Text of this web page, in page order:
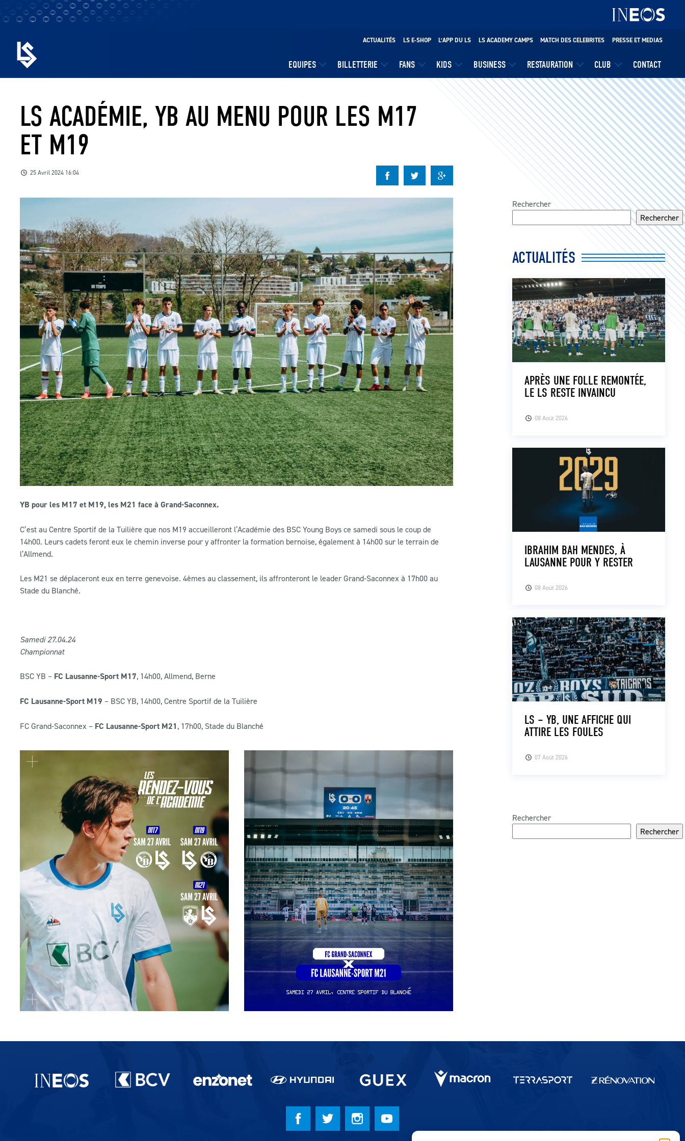
EQUIPES BILLETTERIE FANS KIDS BUSINESS RESTAURATION CLUB CONTACT
ACTUALITÉS LS E-SHOP L’APP DU LS LS ACADEMY CAMPS MATCH DES CELEBRITES PRESSE ET MEDIAS
LS ACADÉMIE, YB AU MENU POUR LES M17
ET M19
25 Avril 2024 16:04
YB pour les M17 et M19, les M21 face à Grand-Saconnex.
C’est au Centre Sportif de la Tuilière que nos M19 accueilleront l’Académie des BSC Young Boys ce samedi sous le coup de
14h00. Leurs cadets feront eux le chemin inverse pour y affronter la formation bernoise, également à 14h00 sur le terrain de
l’Allmend.
Les M21 se déplaceront eux en terre genevoise. 4èmes au classement, ils affronteront le leader Grand-Saconnex à 17h00 au
Stade du Blanché.
Samedi 27.04.24
Championnat
BSC YB – FC Lausanne-Sport M17, 14h00, Allmend, Berne
FC Lausanne-Sport M19 – BSC YB, 14h00, Centre Sportif de la Tuilière
FC Grand-Saconnex – FC Lausanne-Sport M21 , 17h00, Stade du Blanché
Rechercher
Rechercher
ACTUALITÉS
08 Août 2026
APRÈS UNE FOLLE REMONTÉE,
LE LS RESTE INVAINCU
08 Août 2026
IBRAHIM BAH MENDES, À
LAUSANNE POUR Y RESTER
07 Août 2026
LS – YB, UNE AFFICHE QUI
ATTIRE LES FOULES
Rechercher
Rechercher
Partenaires du lausanne-Sport